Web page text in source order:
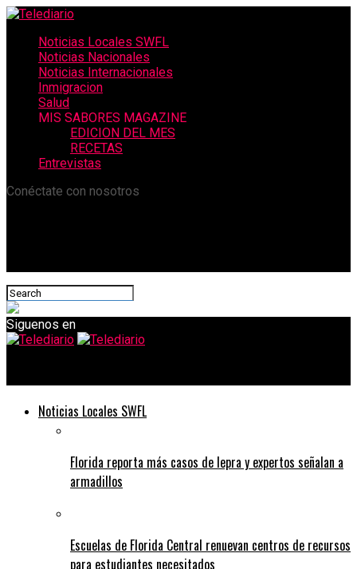
Noticias Locales SWFL
Noticias Nacionales
Noticias Internacionales
Inmigracion
Salud
MIS SABORES MAGAZINE
EDICION DEL MES
RECETAS
Entrevistas
Conéctate con nosotros
Siguenos en
Noticias Locales SWFL
Florida reporta más casos de lepra y expertos señalan a
armadillos
Escuelas de Florida Central renuevan centros de recursos
para estudiantes necesitados